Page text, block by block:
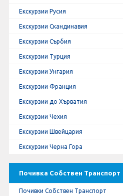
Екскурзии Русия
Екскурзии Скандинавия
Екскурзии Сърбия
Екскурзии Турция
Екскурзии Унгария
Екскурзии Франция
Екскурзии до Хърватия
Екскурзии Чехия
Екскурзии Швейцария
Екскурзии Черна Гора
Почивка Собствен Транспорт
Почивки Собствен Транспорт